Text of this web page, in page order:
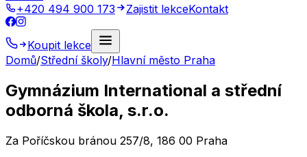
+420 494 900 173
Zajistit lekceKontakt
Koupit lekce
Domů/Střední školy/Hlavní město Praha
Gymnázium International a střední
odborná škola, s.r.o.
Za Poříčskou bránou 257/8, 186 00 Praha